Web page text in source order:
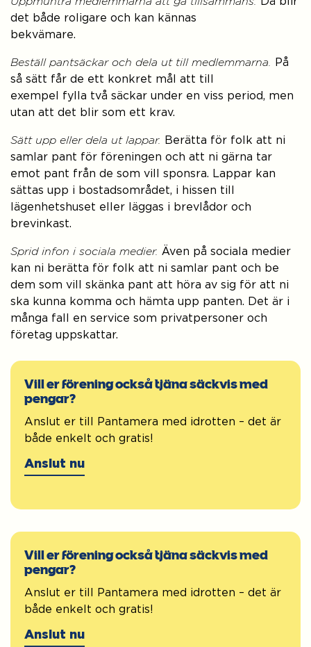
det både roligare och kan kännas
bekvämare.
Beställ pantsäckar och dela ut till medlemmarna.
På
så sätt får de ett konkret mål att till
exempel fylla två säckar under en viss period, men
utan att det blir som ett krav.
Sätt upp eller dela ut lappar.
Berätta för folk att ni
samlar pant för föreningen och att ni gärna tar
emot pant från de som vill sponsra. Lappar kan
sättas upp i bostadsområdet, i hissen till
lägenhetshuset eller läggas i brevlådor och
brevinkast.
Sprid infon i sociala medier. Även på sociala medier
kan ni berätta för folk att ni samlar pant och be
dem som vill skänka pant att höra av sig för att ni
ska kunna komma och hämta upp panten. Det är i
många fall en service som privatpersoner och
företag uppskattar.
Vill er förening också tjäna säckvis med
pengar?
Anslut er till Pantamera med idrotten – det är
både enkelt och gratis!
Anslut nu
Anslut nu
Vill er förening också tjäna säckvis med
pengar?
Anslut er till Pantamera med idrotten – det är
både enkelt och gratis!
Anslut nu
Anslut nu